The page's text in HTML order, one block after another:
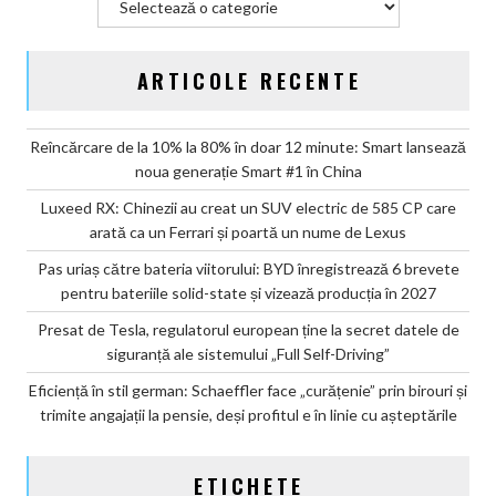
ARTICOLE RECENTE
Reîncărcare de la 10% la 80% în doar 12 minute: Smart lansează
noua generație Smart #1 în China
Luxeed RX: Chinezii au creat un SUV electric de 585 CP care
arată ca un Ferrari și poartă un nume de Lexus
Pas uriaș către bateria viitorului: BYD înregistrează 6 brevete
pentru bateriile solid-state și vizează producția în 2027
Presat de Tesla, regulatorul european ține la secret datele de
siguranță ale sistemului „Full Self-Driving”
Eficiență în stil german: Schaeffler face „curățenie” prin birouri și
trimite angajații la pensie, deși profitul e în linie cu așteptările
ETICHETE